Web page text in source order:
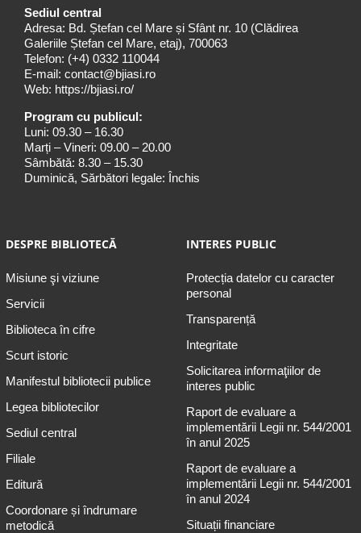
Sediul central
Adresa: Bd. Ștefan cel Mare și Sfânt nr. 10 (Clădirea
Galeriile Ștefan cel Mare, etaj), 700063
Telefon: (+4) 0332 110044
E-mail: contact@bjiasi.ro
Web: https://bjiasi.ro/
Program cu publicul:
Luni: 09.30 – 16.30
Marți – Vineri: 09.00 – 20.00
Sâmbătă: 8.30 – 15.30
Duminică, Sărbători legale: Închis
DESPRE BIBLIOTECĂ
Misiune şi viziune
Servicii
Biblioteca în cifre
Scurt istoric
Manifestul bibliotecii publice
Legea bibliotecilor
Sediul central
Filiale
Editură
Coordonare și îndrumare
metodică
INTERES PUBLIC
Protecția datelor cu caracter
personal
Transparență
Integritate
Solicitarea informaţiilor de
interes public
Raport de evaluare a
implementării Legii nr. 544/2001
în anul 2025
Raport de evaluare a
implementării Legii nr. 544/2001
în anul 2024
Situații financiare